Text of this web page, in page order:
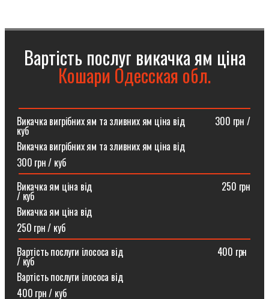
Вартість послуг викачка ям ціна
Кошари Одесская обл.
Викачка вигрібних ям та зливних ям ціна від ⠀⠀⠀⠀300 грн /
куб
Викачка вигрібних ям та зливних ям ціна від
300 грн / куб
Викачка ям ціна від ⠀⠀⠀⠀⠀⠀⠀⠀⠀⠀⠀⠀⠀⠀⠀⠀⠀⠀250 грн
/ куб
Викачка ям ціна від
250 грн / куб
Вартість послуги ілососа від ⠀⠀⠀⠀⠀⠀⠀⠀⠀⠀⠀⠀⠀400 грн
/ куб
Вартість послуги ілососа від
400 грн / куб